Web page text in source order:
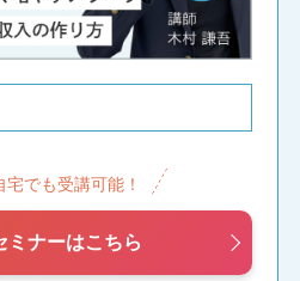
でも受講可能！
ミナーはこちら